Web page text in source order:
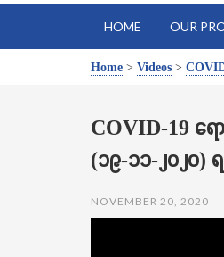
HOME OUR
Home > Videos >
COVID-19 ရ
(၁၉-၁၁-၂၀၂၀)
NOVEMBER 20, 2020